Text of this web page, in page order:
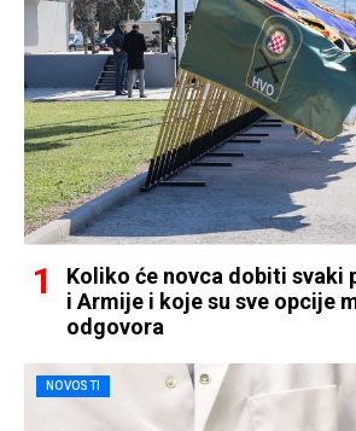
Koliko će novca dobiti svaki
i Armije i koje su sve opcije
odgovora
NOVOSTI